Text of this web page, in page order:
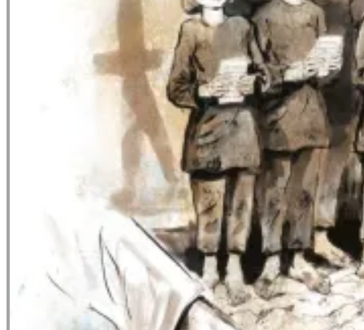
Assens DNA – Fernisering
Støtteerklæring til ny infrastruktur og baggrund
herfor!
Nyhedsbrev januar 2022
Nyhedsbrev marts 2021
Nyhedsbrev maj 2019
Invitation – konference om transportudfordringer
og fremkommelighed!
Tak for besøget ved Forårsmessen 2019
Nyhedsbrev november 2019
Nyhedsbrev februar 2019
Års- og informationsmøde
Referat generalforsamling 2019
Bestyrelsens beretning 2019
Dagligvarehandlens udvikling i Assens
Generalforsamling
Infrastrukturrapport
Inspirationsmøde med Anker Boye
Byrådet afviser investorer!
Indbydelse til årsmøde 2025
Nyhedsbrev februar 2025